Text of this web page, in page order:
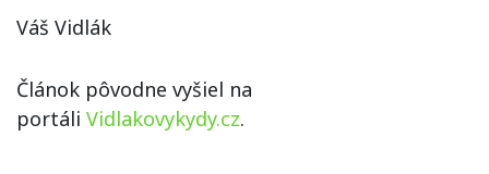
Váš Vidlák
Článok pôvodne vyšiel na
portáli Vidlakovykydy.cz.